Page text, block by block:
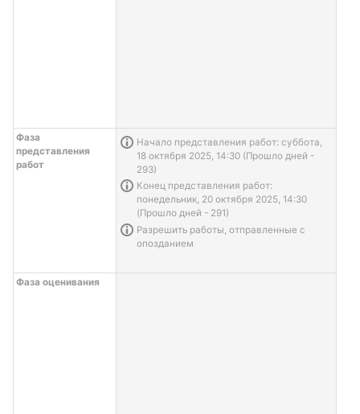
Фаза
представления
работ
Информация о задаче
Начало представления работ: суббота,
18 октября 2025, 14:30 (Прошло дней -
293)
Информация о задаче
Конец представления работ:
понедельник, 20 октября 2025, 14:30
(Прошло дней - 291)
Информация о задаче
Разрешить работы, отправленные с
опозданием
Фаза оценивания